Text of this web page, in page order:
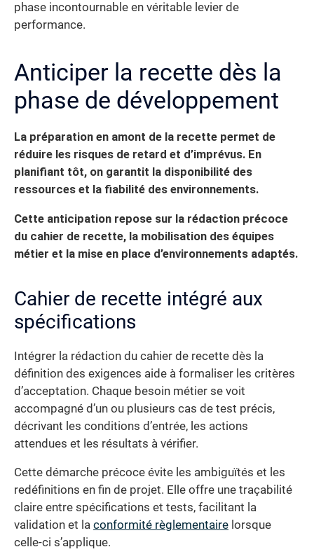
phase incontournable en véritable levier de
performance.
Anticiper la recette dès la
phase de développement
La préparation en amont de la recette permet de
réduire les risques de retard et d’imprévus. En
planifiant tôt, on garantit la disponibilité des
ressources et la fiabilité des environnements.
Cette anticipation repose sur la rédaction précoce
du cahier de recette, la mobilisation des équipes
métier et la mise en place d’environnements adaptés.
Cahier de recette intégré aux
spécifications
Intégrer la rédaction du cahier de recette dès la
définition des exigences aide à formaliser les critères
d’acceptation. Chaque besoin métier se voit
accompagné d’un ou plusieurs cas de test précis,
décrivant les conditions d’entrée, les actions
attendues et les résultats à vérifier.
Cette démarche précoce évite les ambiguïtés et les
redéfinitions en fin de projet. Elle offre une traçabilité
claire entre spécifications et tests, facilitant la
validation et la conformité règlementaire lorsque
celle-ci s’applique.